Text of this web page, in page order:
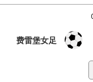
费雷堡女足